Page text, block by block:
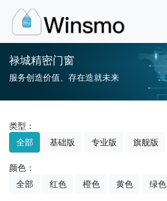
禄城精密门窗
服务创造价值、存在造就未来
类型：
全部
基础版 专业版 旗舰版
颜色：
全部
红色 橙色 黄色 绿色